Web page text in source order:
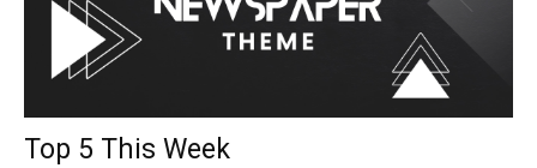
Top 5 This Week